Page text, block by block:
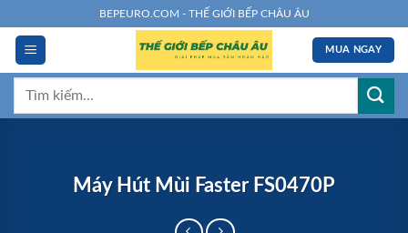
đến
dung
BEPEURO.COM - THẾ GIỚI BẾP CHÂU ÂU
MUA NGAY
Tìm
Máy Hút Mùi Faster FS0470P